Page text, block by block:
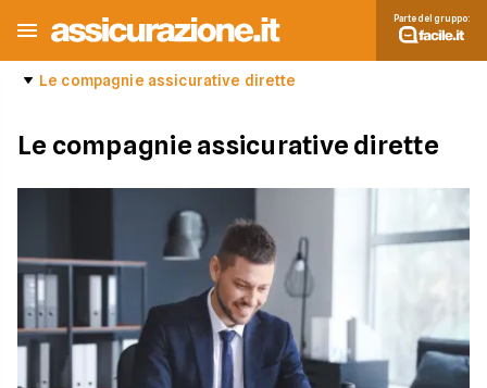
Parte del gruppo:
Le compagnie assicurative dirette
Le compagnie assicurative dirette